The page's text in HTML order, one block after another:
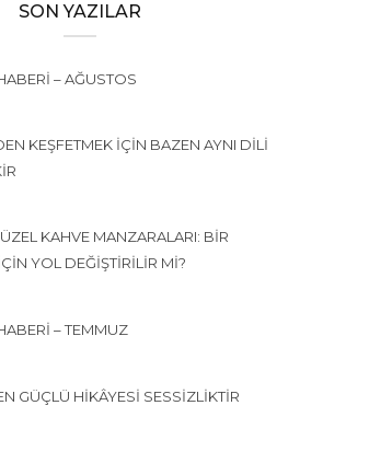
SON YAZILAR
– AĞUSTOS
KEŞFETMEK İÇIN BAZEN AYNI DILI
KAHVE MANZARALARI: BIR
YOL DEĞIŞTIRILIR MI?
– TEMMUZ
GÜÇLÜ HIKÂYESI SESSIZLIKTIR